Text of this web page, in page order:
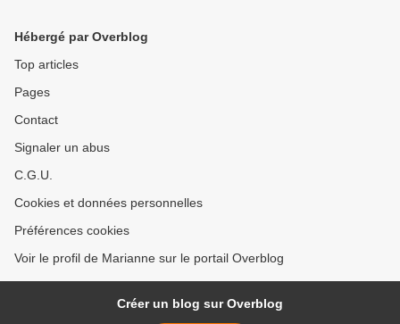
Hébergé par Overblog
Top articles
Pages
Contact
Signaler un abus
C.G.U.
Cookies et données personnelles
Préférences cookies
Voir le profil de Marianne sur le portail Overblog
Créer un blog sur Overblog